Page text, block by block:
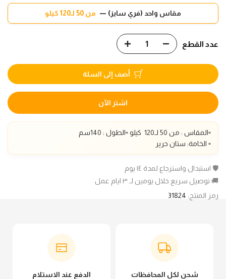
مقاس واحد (فري سايز) — من 50 لـ120 كيلو
عدد القطع
أضف إلى السلة
اشتر الآن
▫️المقاس : من 50 لـ1 20 كيلو ▫️الطول : 140سم
▫️ الخامة: ستان حرير
🛡️ استبدال واسترجاع لمدة ١٤ يوم
🚚 توصيل سريع خلال يومين لـ ٣ ايام عمل
رمز المنتج: 31824
شحن لكل المحافظات الدفع عند الاستلام